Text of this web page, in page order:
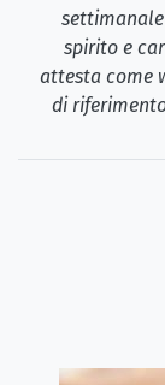
spirito e
attesta come
di